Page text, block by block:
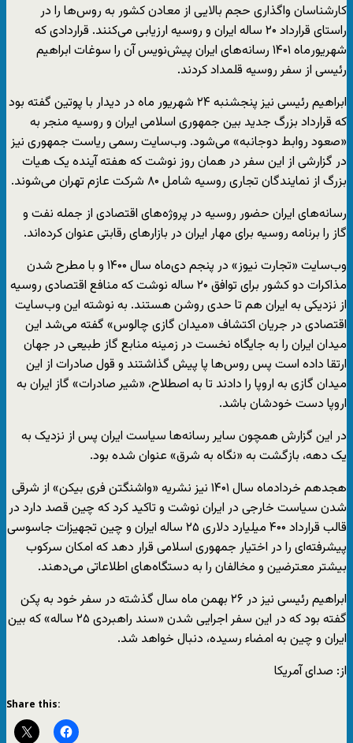
کارشناسان واگذاری حجم بالایی از معادن کشور به روس‌ها را در
راستای قرارداد ۲۰ ساله ایران و روسیه ارزیابی می‌کنند. قراردادی که
شهریور‌ماه ۱۴۰۱ رسانه‌های ایران پیش‌نویس آن را سوغات ابراهیم
رئیسی از سفر روسیه قلمداد کردند.
ابراهیم رئیسی نیز پنجشنبه ۲۴ شهریور ماه در دیدار با پوتین گفته بود
که قرارداد بزرگ جدید بین جمهوری اسلامی ایران و روسیه منجر به
«صعود روابط دوجانبه» می‌شود. وب‌سایت رسمی ریاست جمهوری نیز
در گزارشی از این سفر در همان روز نوشت که هفته آینده یک هیات
بزرگ از نمایندگان تجاری روسیه شامل ۸۰ شرکت عازم تهران می‌شوند.
رسانه‌های ایران حضور روسیه در پروژه‌های اقتصادی از جمله نفت و
گاز را برنامه روسیه برای مهار ایران در بازارهای رقابتی عنوان کرده‌اند.
وب‌سایت «تجارت نیوز» در پنجم دی‌ماه سال ۱۴۰۰ و با مطرح شدن
مذاکرات دو کشور برای توافق ۲۰ ساله نوشت که منافع اقتصادی روسیه
از نزدیکی به ایران هم تا حدی روشن هستند. به نوشته این وب‌سایت
اقتصادی در جریان اکتشاف «میدان گازی چالوس» گفته می‌شد این
میدان ایران را به جایگاه نخست در زمینه منابع گاز طبیعی در جهان
ارتقا داده است پس روس‌ها پا پیش گذاشتند و قول صادرات از این
میدان گازی به اروپا را دادند تا به اصطلاح، «شیر صادرات» گاز ایران به
اروپا دست خودشان باشد.
در این گزارش همچون سایر رسانه‌ها سیاست ایران پس از نزدیک به
یک دهه، بازگشت به «نگاه به شرق» عنوان شده بود.
هجدهم خردادماه سال ۱۴۰۱ نیز نشریه «واشنگتن فری بیکن» از شرقی
شدن سیاست خارجی در ایران نوشت و تاکید کرد که چین قصد دارد در
قالب قرارداد ۴۰۰ میلیارد دلاری ۲۵ ساله ایران و چین تجهیزات جاسوسی
پیشرفته‌ای را در اختیار جمهوری اسلامی قرار دهد که امکان سرکوب
بیشتر معترضین و مخالفان را به دستگاه‌های اطلاعاتی می‌دهند.
ابراهیم رئیسی نیز در ۲۶ بهمن ماه سال گذشته در سفر خود به پکن
گفته بود که در این سفر اجرایی شدن «سند راهبردی ۲۵ ساله» که بین
ایران و چین به امضاء رسیده، دنبال خواهد شد.
از: صدای آمریکا
Share this: